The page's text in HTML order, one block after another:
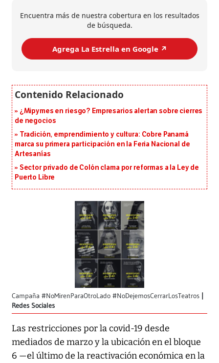
Encuentra más de nuestra cobertura en los resultados
de búsqueda.
Agrega La Estrella en Google ↗️
¿Mipymes en riesgo? Empresarios alertan sobre cierres
de negocios
Tradición, emprendimiento y cultura: Cobre Panamá
marca su primera participación en la Feria Nacional de
Artesanías
Sector privado de Colón clama por reformas a la Ley de
Puerto Libre
Campaña #NoMirenParaOtroLado #NoDejemosCerrarLosTeatros
Redes Sociales
Las restricciones por la covid-19 desde
mediados de marzo y la ubicación en el bloque
6 —el último de la reactivación económica en la